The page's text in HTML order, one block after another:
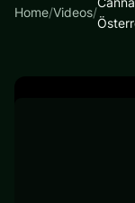
Home/Videos/